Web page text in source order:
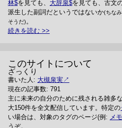
林 を見ても、 大辞泉 を見ても、古文
派生した副詞だというではないか(ちな
そうだ) 。
続きを読む
このサイトについて
ざっくり
書いた人: 大槻泉実
現在の記事数: 791
主に未来の自分のために残される雑多な
大150件を全文配信しています。特定の
い場合は、対象のタグのページ(例: メモ
うぞ。